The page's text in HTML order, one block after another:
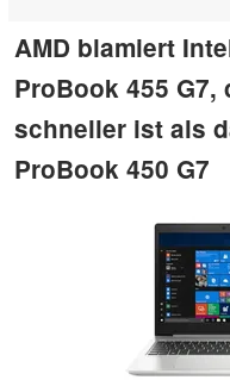
AMD blamiert
ProBook 455 G7,
schneller ist als
ProBook 450 G7